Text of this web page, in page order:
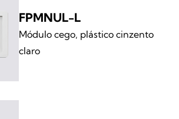
FPMNUL-L
Módulo cego, plástico cinzento
claro